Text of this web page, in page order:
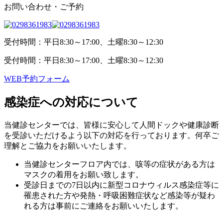
お問い合わせ・ご予約
受付時間：平日8:30～17:00、土曜8:30～12:30
受付時間：平日8:30～17:00、土曜8:30～12:30
WEB予約フォーム
感染症への対応について
当健診センターでは、皆様に安心して人間ドックや健康診断
を受診いただけるよう以下の対応を行っております。何卒ご
理解とご協力をお願いいたします。
当健診センターフロア内では、咳等の症状がある方は
マスクの着用をお願い致します。
受診日までの7日以内に新型コロナウィルス感染症等に
罹患された方や発熱・呼吸困難症状など感染等が疑わ
れる方は事前にご連絡をお願いいたします。